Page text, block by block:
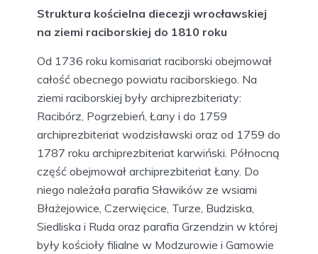
Struktura kościelna diecezji wrocławskiej
na ziemi raciborskiej do 1810 roku
Od 1736 roku komisariat raciborski obejmował
całość obecnego powiatu raciborskiego. Na
ziemi raciborskiej były archiprezbiteriaty:
Racibórz, Pogrzebień, Łany i do 1759
archiprezbiteriat wodzisławski oraz od 1759 do
1787 roku archiprezbiteriat karwiński. Północną
część obejmował archiprezbiteriat Łany. Do
niego należała parafia Sławików ze wsiami
Błażejowice, Czerwięcice, Turze, Budziska,
Siedliska i Ruda oraz parafia Grzendzin w której
były kościoły filialne w Modzurowie i Gamowie